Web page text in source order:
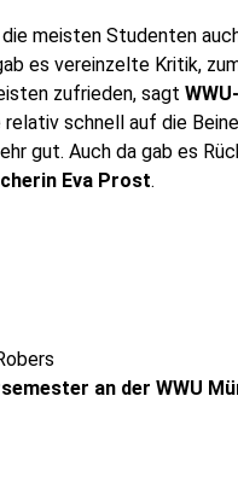
meisten Studenten
es vereinzelte Kritik,
zufrieden, sagt
relativ schnell auf die
gut. Auch da gab es
Eva Prost.
an der WWU